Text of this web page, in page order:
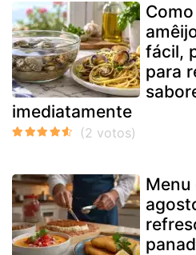
fácil,
para
imediatamente
Menu